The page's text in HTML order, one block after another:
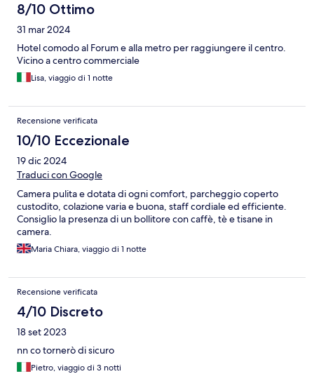
8/10 Ottimo
31 mar 2024
Hotel comodo al Forum e alla metro per raggiungere il centro.
Vicino a centro commerciale
Lisa, viaggio di 1 notte
Recensione verificata
10/10 Eccezionale
19 dic 2024
Traduci con Google
Camera pulita e dotata di ogni comfort, parcheggio coperto
custodito, colazione varia e buona, staff cordiale ed efficiente.
Consiglio la presenza di un bollitore con caffè, tè e tisane in
camera.
Maria Chiara, viaggio di 1 notte
Recensione verificata
4/10 Discreto
18 set 2023
nn co tornerò di sicuro
Pietro, viaggio di 3 notti